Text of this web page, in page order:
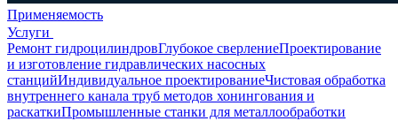
Применяемость
Услуги
Ремонт гидроцилиндровГлубокое сверлениеПроектирование
и изготовление гидравлических насосных
станцийИндивидуальное проектированиеЧистовая обработка
внутреннего канала труб методов хонингования и
раскаткиПромышленные станки для металлообработки